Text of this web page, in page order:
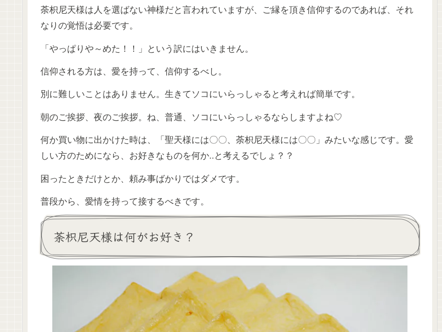
荼枳尼天様は人を選ばない神様だと言われていますが、ご縁を頂き信仰するのであれば、それ
なりの覚悟は必要です。
「やっぱりや～めた！！」という訳にはいきません。
信仰される方は、愛を持って、信仰するべし。
別に難しいことはありません。生きてソコにいらっしゃると考えれば簡単です。
朝のご挨拶、夜のご挨拶。ね、普通、ソコにいらっしゃるならしますよね♡
何か買い物に出かけた時は、「聖天様には〇〇、荼枳尼天様には〇〇」みたいな感じです。愛
しい方のためになら、お好きなものを何か..と考えるでしょ？？
困ったときだけとか、頼み事ばかりではダメです。
普段から、愛情を持って接するべきです。
荼枳尼天様は何がお好き？